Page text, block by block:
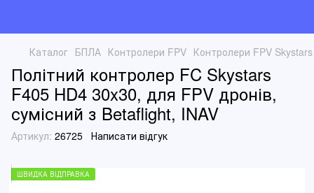
Каталог БПЛА Контролери FPV Контролери FPV Skystars
Політний контролер FC Skystars
F405 HD4 30x30, для FPV дронів,
сумісний з Betaflight, INAV
Артикул: 26725 Написати відгук
ШВИДКА ВІДПРАВКА